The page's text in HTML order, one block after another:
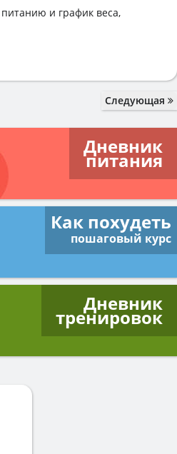
и график веса,
Следующая
Дневник
питания
Как похудеть
пошаговый курс
Дневник
тренировок